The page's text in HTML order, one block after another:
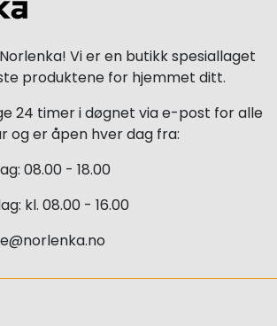
Vi er en butikk spesiallaget
produktene for hjemmet ditt.
24 timer i døgnet via e-post for alle
og er åpen hver dag fra:
08.00 - 18.00
kl. 08.00 - 16.00